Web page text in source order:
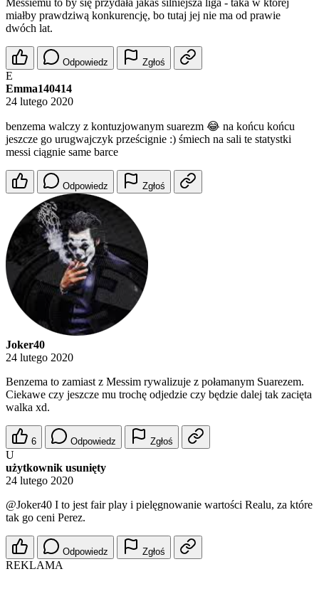
Messiemu to by się przydała jakaś silniejsza liga - taka w której
miałby prawdziwą konkurencję, bo tutaj jej nie ma od prawie
dwóch lat.
Odpowiedz Zgłoś
E
Emma140414
24 lutego 2020
benzema walczy z kontuzjowanym suarezm 😂 na końcu końcu
jeszcze go urugwajczyk prześcignie :) śmiech na sali te statystki
messi ciągnie same barce
Odpowiedz Zgłoś
Joker40
24 lutego 2020
Benzema to zamiast z Messim rywalizuje z połamanym Suarezem.
Ciekawe czy jeszcze mu trochę odjedzie czy będzie dalej tak zacięta
walka xd.
6 Odpowiedz Zgłoś
U
użytkownik usunięty
24 lutego 2020
@Joker40 I to jest fair play i pielęgnowanie wartości Realu, za które
tak go ceni Perez.
Odpowiedz Zgłoś
REKLAMA